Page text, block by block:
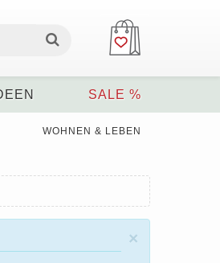
SALE %
WOHNEN & LEBEN
×